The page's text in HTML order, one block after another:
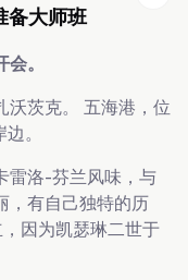
备大师班
。
沃茨克。 五海港，位
。
雷洛-芬兰风味，与
，有自己独特的历
因为凯瑟琳二世于